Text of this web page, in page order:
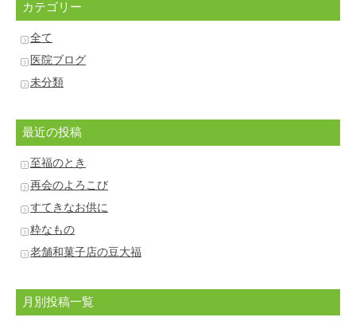
カテゴリー
全て
医院ブログ
未分類
最近の投稿
至福のとき
再会のよろこび
すてきなお供に
粋なもの
老舗和菓子店の豆大福
月別投稿一覧